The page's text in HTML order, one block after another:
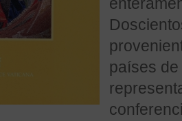
países